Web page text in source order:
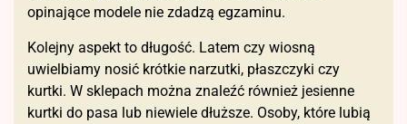
opinające modele nie zdadzą egzaminu.
Kolejny aspekt to długość. Latem czy wiosną
uwielbiamy nosić krótkie narzutki, płaszczyki czy
kurtki. W sklepach można znaleźć również jesienne
kurtki do pasa lub niewiele dłuższe. Osoby, które lubią